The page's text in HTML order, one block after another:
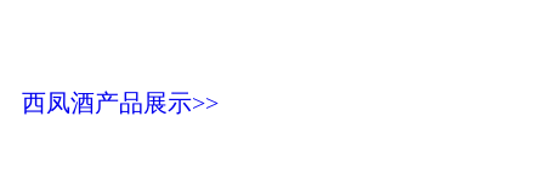
西凤酒产品展示>>